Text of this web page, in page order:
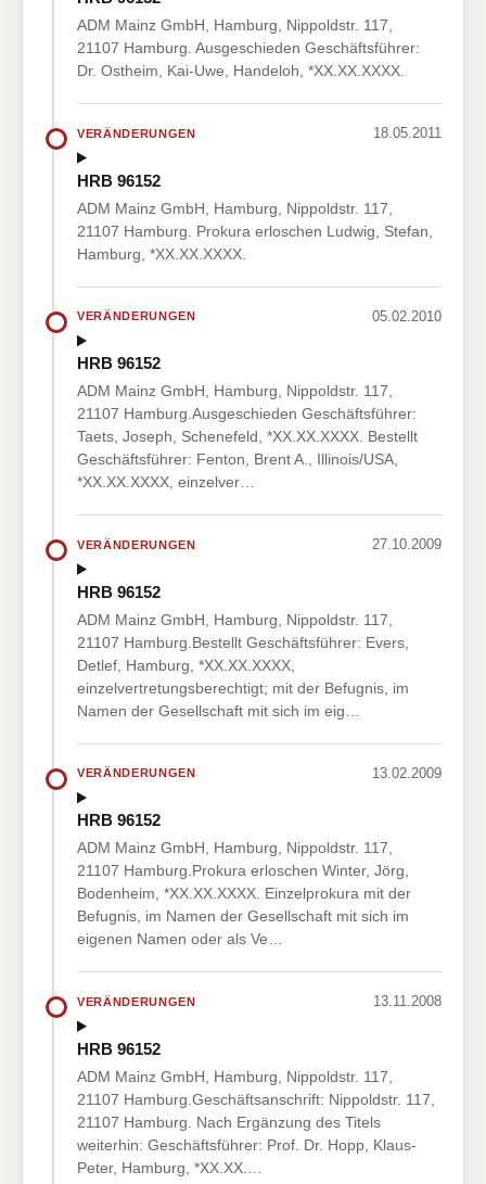
ADM Mainz GmbH, Hamburg, Nippoldstr. 117,
21107 Hamburg. Ausgeschieden Geschäftsführer:
Dr. Ostheim, Kai-Uwe, Handeloh, *XX.XX.XXXX.
VERÄNDERUNGEN 18.05.2011
HRB 96152
ADM Mainz GmbH, Hamburg, Nippoldstr. 117,
21107 Hamburg. Prokura erloschen Ludwig, Stefan,
Hamburg, *XX.XX.XXXX.
VERÄNDERUNGEN 05.02.2010
HRB 96152
ADM Mainz GmbH, Hamburg, Nippoldstr. 117,
21107 Hamburg.Ausgeschieden Geschäftsführer:
Taets, Joseph, Schenefeld, *XX.XX.XXXX. Bestellt
Geschäftsführer: Fenton, Brent A., Illinois/USA,
*XX.XX.XXXX, einzelver…
VERÄNDERUNGEN 27.10.2009
HRB 96152
ADM Mainz GmbH, Hamburg, Nippoldstr. 117,
21107 Hamburg.Bestellt Geschäftsführer: Evers,
Detlef, Hamburg, *XX.XX.XXXX,
einzelvertretungsberechtigt; mit der Befugnis, im
Namen der Gesellschaft mit sich im eig…
VERÄNDERUNGEN 13.02.2009
HRB 96152
ADM Mainz GmbH, Hamburg, Nippoldstr. 117,
21107 Hamburg.Prokura erloschen Winter, Jörg,
Bodenheim, *XX.XX.XXXX. Einzelprokura mit der
Befugnis, im Namen der Gesellschaft mit sich im
eigenen Namen oder als Ve…
VERÄNDERUNGEN 13.11.2008
HRB 96152
ADM Mainz GmbH, Hamburg, Nippoldstr. 117,
21107 Hamburg.Geschäftsanschrift: Nippoldstr. 117,
21107 Hamburg. Nach Ergänzung des Titels
weiterhin: Geschäftsführer: Prof. Dr. Hopp, Klaus-
Peter, Hamburg, *XX.XX.…